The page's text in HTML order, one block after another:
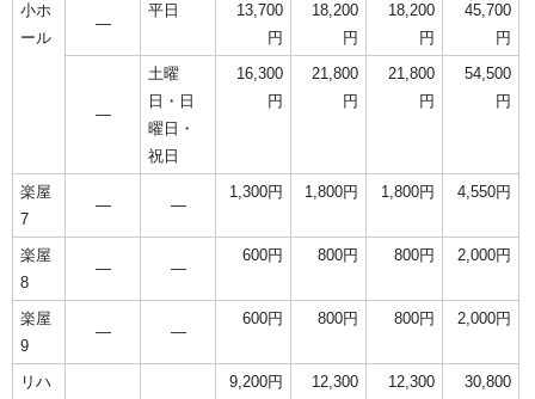
小ホ
ール
―
平日
13,700
円
18,200
円
18,200
円
45,700
円
―
土曜
日・日
曜日・
祝日
16,300
円
21,800
円
21,800
円
54,500
円
楽屋
7
― ―
1,300円 1,800円 1,800円 4,550円
楽屋
8
― ―
600円 800円 800円 2,000円
楽屋
9
― ―
600円 800円 800円 2,000円
リハ
9,200円
12,300
12,300
30,800